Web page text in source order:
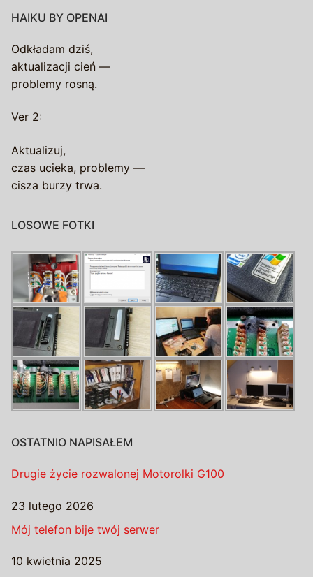
HAIKU BY OPENAI
Odkładam dziś,
aktualizacji cień —
problemy rosną.
Ver 2:
Aktualizuj,
czas ucieka, problemy —
cisza burzy trwa.
LOSOWE FOTKI
OSTATNIO NAPISAŁEM
Drugie życie rozwalonej Motorolki G100
23 lutego 2026
Mój telefon bije twój serwer
10 kwietnia 2025